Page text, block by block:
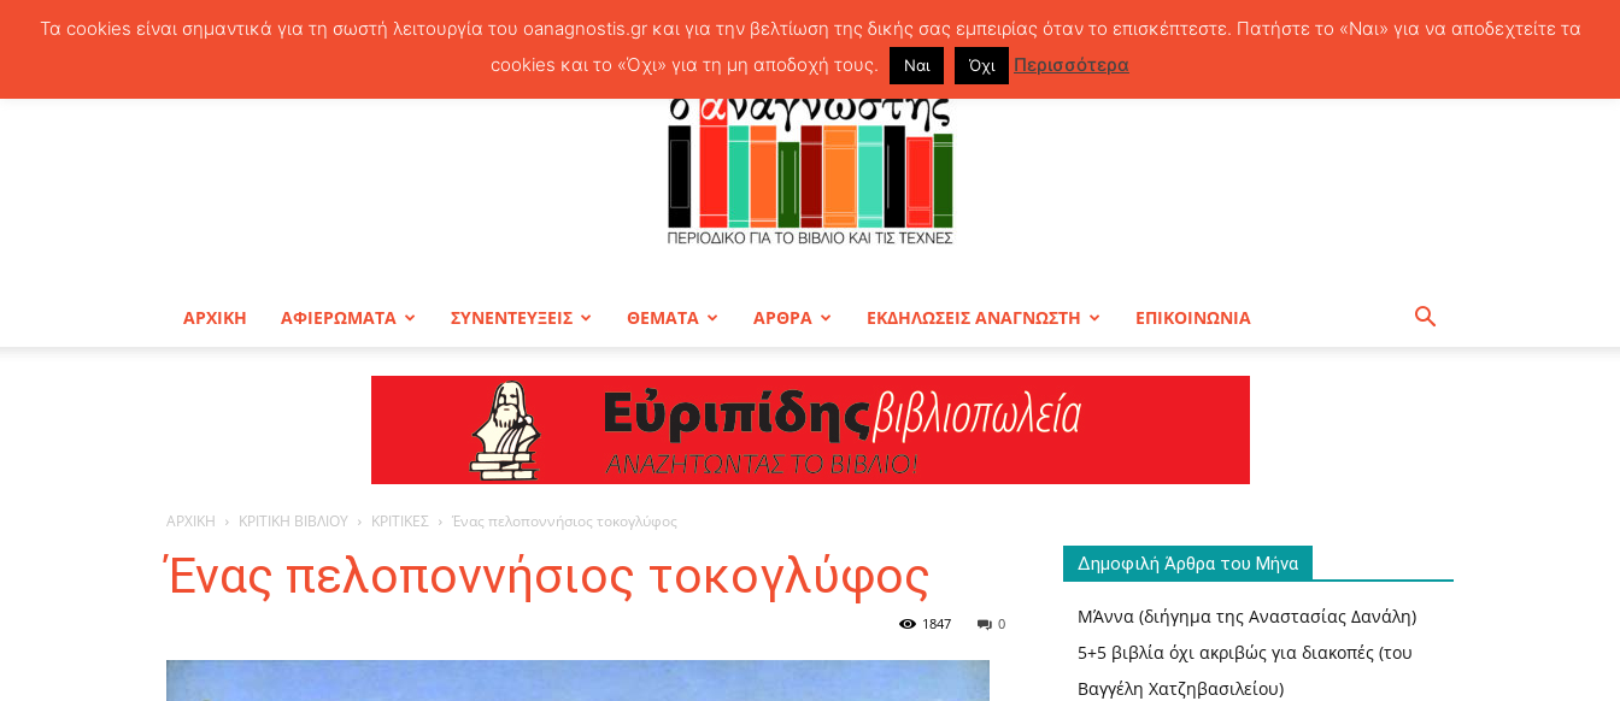
ΑΡΧΙΚΗ ΑΦΙΕΡΩΜΑΤΑ ΣΥΝΕΝΤΕΥΞΕΙΣ ΘΕΜΑΤΑ ΑΡΘΡΑ ΕΚΔΗΛΩΣΕΙΣ ΑΝΑΓΝΩΣΤΗ ΕΠΙΚΟΙΝΩΝΙΑ
ΑΡΧΙΚΗ ΚΡΙΤΙΚΗ ΒΙΒΛΙΟΥ ΚΡΙΤΙΚΕΣ Ένας πελοποννήσιος τοκογλύφος
Ένας πελοποννήσιος τοκογλύφος
0
1847
Δημοφιλή Άρθρα του Μήνα
ΜΆννα (διήγημα της Αναστασίας Δανάλη)
5+5 βιβλία όχι ακριβώς για διακοπές (του
Βαγγέλη Χατζηβασιλείου)
Τα cookies είναι σημαντικά για τη σωστή λειτουργία του oanagnostis.gr και για την βελτίωση της δικής σας εμπειρίας όταν το επισκέπτεστε. Πατήστε το «Ναι» για να αποδεχτείτε τα
cookies και το «Όχι» για τη μη αποδοχή τους.
Ναι Όχι Περισσότερα